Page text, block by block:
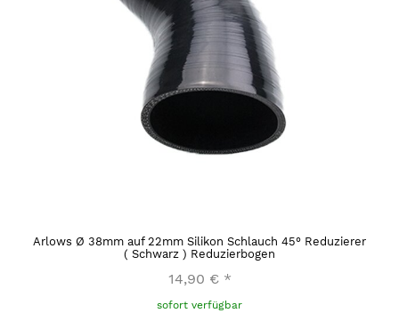
Arlows Ø 38mm auf 22mm Silikon Schlauch 45° Reduzierer
( Schwarz ) Reduzierbogen
14,90 € *
sofort verfügbar